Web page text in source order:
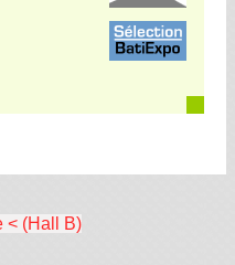
< (Hall B)